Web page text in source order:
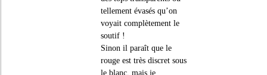
tellement évasés qu’on
voyait complètement le
soutif !
Sinon il paraît que le
rouge est très discret sous
le blanc, mais je